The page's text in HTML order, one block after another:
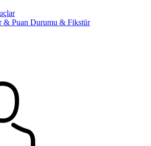
& Puan Durumu & Fikstür